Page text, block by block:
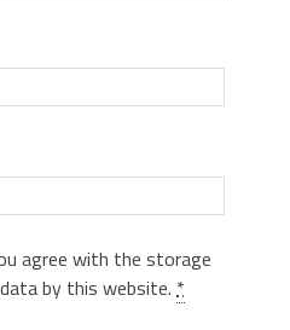
agree with the storage
by this website. *